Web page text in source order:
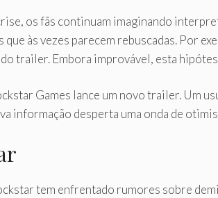
os fãs continuam imaginando
às vezes parecem rebuscadas. Por
trailer. Embora improvável, esta
Games lance um novo trailer. Um
informação desperta uma onda de
tem enfrentado rumores sobre